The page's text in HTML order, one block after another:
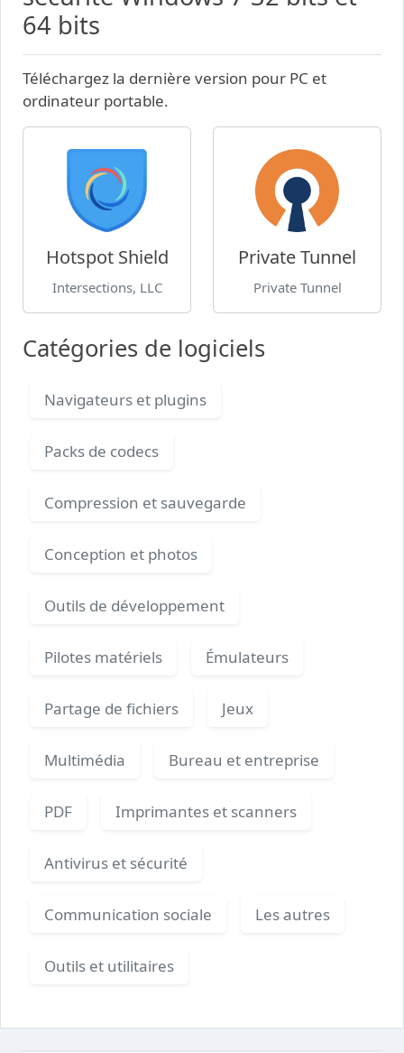
64 bits
Téléchargez la dernière version pour PC et
ordinateur portable.
Hotspot Shield
Intersections, LLC
Private Tunnel
Private Tunnel
Catégories de logiciels
Navigateurs et plugins
Packs de codecs
Compression et sauvegarde
Conception et photos
Outils de développement
Pilotes matériels Émulateurs
Partage de fichiers Jeux
Multimédia Bureau et entreprise
PDF Imprimantes et scanners
Antivirus et sécurité
Communication sociale Les autres
Outils et utilitaires